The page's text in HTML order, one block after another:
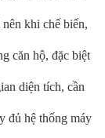
khi chế biến,
căn hộ, đặc biệt
diện tích, cần
đủ hệ thống máy